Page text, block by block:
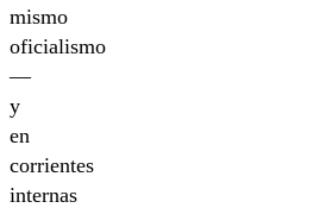
mismo
oficialismo
—
y
en
corrientes
internas